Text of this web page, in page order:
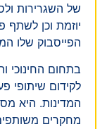
של השגרירות
יוזמת וכן
הפייסבוק שלו המונה מעל
בתחום החינוכי
לקידום שיתופי
המדינות. היא
מחקרים